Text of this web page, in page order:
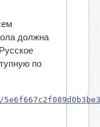
должна
по